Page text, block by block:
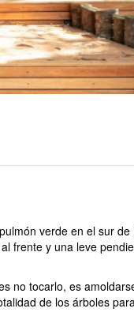
verde en el sur de
frente y una leve
no tocarlo, es
de los árboles